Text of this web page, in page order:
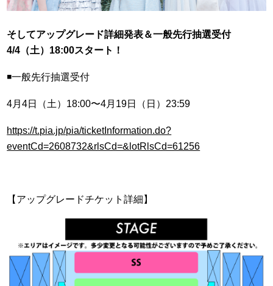
そしてアップグレード詳細発表＆一般先行抽選受付
4/4（土）18:00スタート！
◾️一般先行抽選受付
4月4日（土） 18:00〜4月 19日（日） 23:59
https://t.pia.jp/pia/ticketInformation.do?
eventCd=2608732&rlsCd=&lotRlsCd=61256
【アップグレードチケット詳細】